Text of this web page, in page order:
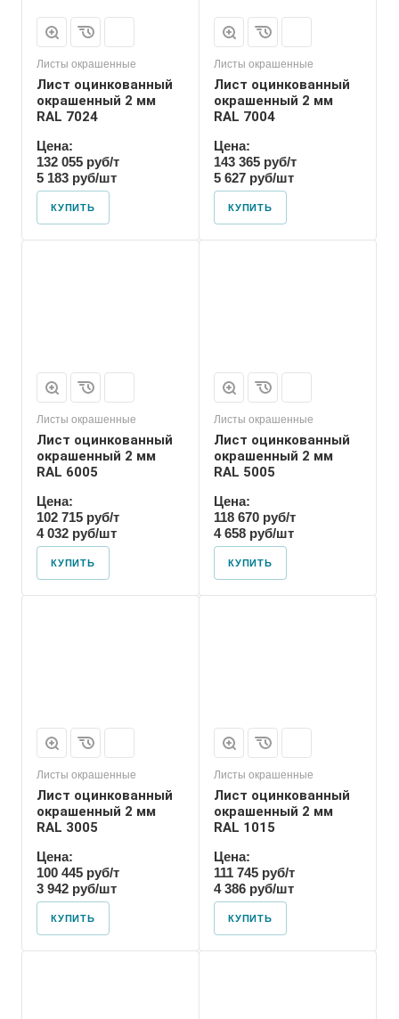
Листы окрашенные
Лист оцинкованный
окрашенный 2 мм
RAL 7024
Цена:
132 055 руб/т
5 183 руб/шт
КУПИТЬ
Листы окрашенные
Лист оцинкованный
окрашенный 2 мм
RAL 7004
Цена:
143 365 руб/т
5 627 руб/шт
КУПИТЬ
Листы окрашенные
Лист оцинкованный
окрашенный 2 мм
RAL 6005
Цена:
102 715 руб/т
4 032 руб/шт
КУПИТЬ
Листы окрашенные
Лист оцинкованный
окрашенный 2 мм
RAL 5005
Цена:
118 670 руб/т
4 658 руб/шт
КУПИТЬ
Листы окрашенные
Лист оцинкованный
окрашенный 2 мм
RAL 3005
Цена:
100 445 руб/т
3 942 руб/шт
КУПИТЬ
Листы окрашенные
Лист оцинкованный
окрашенный 2 мм
RAL 1015
Цена:
111 745 руб/т
4 386 руб/шт
КУПИТЬ